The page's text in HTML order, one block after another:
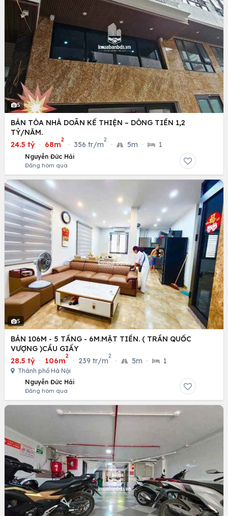
5
BÁN TÒA NHÀ DOÃN KẾ THIỆN – DÒNG TIỀN 1,2
TỶ/NĂM.
24.5 tỷ · 68m
2
· 356 tr/m
2
· 5m · 1
Nguyễn Đức Hải
Đăng hôm qua
5
BÁN 106M - 5 TẦNG - 6M.MẶT TIỀN. ( TRẦN QUỐC
VƯỢNG )CẦU GIẤY
28.5 tỷ · 106m
2
· 239 tr/m
2
· 5m · 1
Thành phố Hà Nội
Nguyễn Đức Hải
Đăng hôm qua